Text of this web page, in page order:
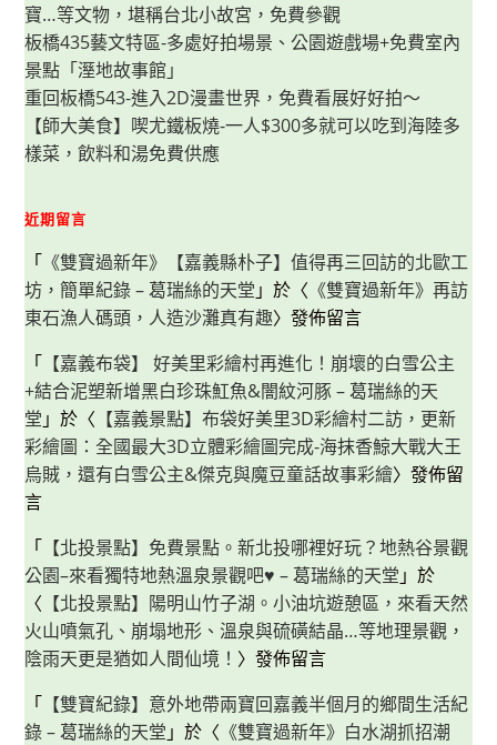
寶…等文物，堪稱台北小故宮，免費參觀
板橋435藝文特區-多處好拍場景、公園遊戲場+免費室內
景點「溼地故事館」
重回板橋543-進入2D漫畫世界，免費看展好好拍～
【師大美食】喫尤鐵板燒-一人$300多就可以吃到海陸多
樣菜，飲料和湯免費供應
近期留言
「 《雙寶過新年》【嘉義縣朴子】值得再三回訪的北歐工
坊，簡單紀錄 – 葛瑞絲的天堂 」於〈 《雙寶過新年》再訪
東石漁人碼頭，人造沙灘真有趣〉發佈留言
「 【嘉義布袋】 好美里彩繪村再進化！崩壞的白雪公主
+結合泥塑新增黑白珍珠魟魚&闇紋河豚 – 葛瑞絲的天
堂 」於〈 【嘉義景點】布袋好美里3D彩繪村二訪，更新
彩繪圖：全國最大3D立體彩繪圖完成-海抹香鯨大戰大王
烏賊，還有白雪公主&傑克與魔豆童話故事彩繪〉發佈留
言
「 【北投景點】免費景點。新北投哪裡好玩？地熱谷景觀
公園–來看獨特地熱溫泉景觀吧♥ – 葛瑞絲的天堂 」於
〈 【北投景點】陽明山竹子湖。小油坑遊憩區，來看天然
火山噴氣孔、崩塌地形、溫泉與硫磺結晶…等地理景觀，
陰雨天更是猶如人間仙境！ 〉發佈留言
「 【雙寶紀錄】意外地帶兩寶回嘉義半個月的鄉間生活紀
錄 – 葛瑞絲的天堂 」於〈 《雙寶過新年》白水湖抓招潮